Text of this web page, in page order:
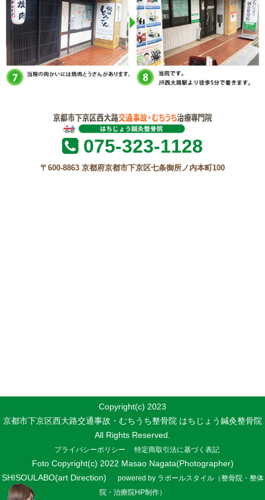
075-323-1128
〒600-8863 京都府京都市下京区七条御所ノ内本町100
Copyright(c) 2023
京都市下京区西大路交通事故・むちうち整骨院 はちじょう鍼灸整骨院
All Rights Reserved.
プライバシーポリシー 特定商取引法に基づく表記
Foto Copyright(c) 2022 Masao Nagata(Photographer)
SHISOULABO(art Direction)
powered by ラポールスタイル（整骨院・整体
院・治療院HP制作）